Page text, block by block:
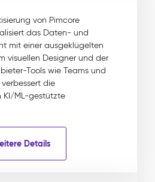
von Pimcore
das Daten- und
mit einer ausgeklügelten
visuellen Designer und der
Tools wie Teams und
die
KI/ML-gestützte
Details